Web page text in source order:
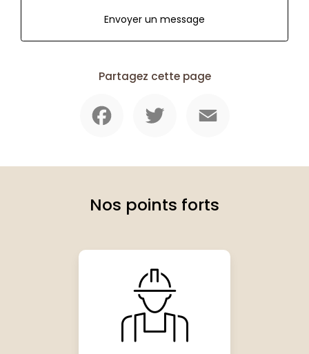
Envoyer un message
Partagez cette page
Nos points forts